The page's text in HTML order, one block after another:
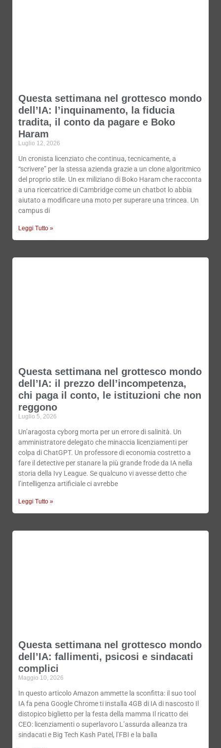
Questa settimana nel grottesco mondo
dell’IA: l’inquinamento, la fiducia
tradita, il conto da pagare e Boko
Haram
Luglio 12, 2026
Un cronista licenziato che continua, tecnicamente, a
“scrivere” per la stessa azienda grazie a un clone algoritmico
del proprio stile. Un ex miliziano di Boko Haram che racconta
a una ricercatrice di Cambridge come un chatbot lo abbia
aiutato a modificare una moto per superare una trincea. Un
campus di
Leggi Tutto »
Questa settimana nel grottesco mondo
dell’IA: il prezzo dell’incompetenza,
chi paga il conto, le istituzioni che non
reggono
Luglio 5, 2026
Un’aragosta cyborg morta per un errore di salinità. Un
amministratore delegato che minaccia licenziamenti per
colpa di ChatGPT. Un professore di economia costretto a
fare il detective per stanare la più grande frode da IA nella
storia della Ivy League. Se qualcuno vi avesse detto che
l’intelligenza artificiale ci avrebbe
Leggi Tutto »
Questa settimana nel grottesco mondo
dell’IA: fallimenti, psicosi e sindacati
complici
Maggio 10, 2026
In questo articolo Amazon ammette la sconfitta: il suo tool
IA fa pena Google Chrome ti installa 4GB di IA di nascosto Il
distopico biglietto per la festa della mamma Il ricatto dei
CEO: licenziamenti o superlavoro L’assurda alleanza tra
sindacati e Big Tech Kash Patel, l’FBI e la balla